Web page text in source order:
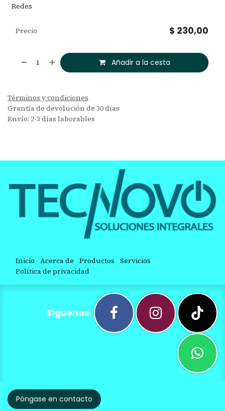
Redes
Añadir a la cesta
Precio $ 230,00
Términos y condiciones
Grantía de devolución de 30 días
Envío: 2-3 días laborables
Inicio Acerca de Productos Servicios
Política de privacidad
Síguenos
Póngase en contacto